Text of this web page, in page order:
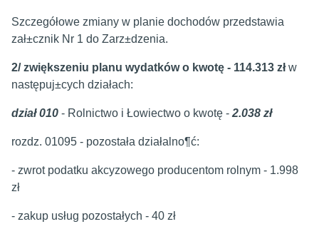
Szczegółowe zmiany w planie dochodów przedstawia
zał±cznik Nr 1 do Zarz±dzenia.
2/ zwiększeniu planu wydatków o kwotę - 114.313 złw
następuj±cych działach:
dział 010 - Rolnictwo i Łowiectwo o kwotę - 2.038 zł
rozdz. 01095 - pozostała działalno¶ć:
- zwrot podatku akcyzowego producentom rolnym - 1.998
zł
- zakup usług pozostałych - 40 zł